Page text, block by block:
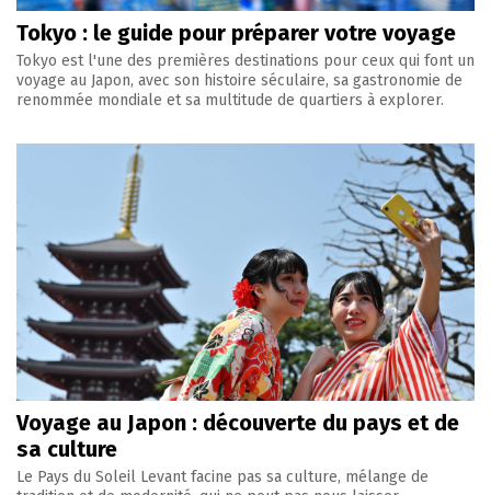
Tokyo : le guide pour préparer votre voyage
Tokyo est l'une des premières destinations pour ceux qui font un
voyage au Japon, avec son histoire séculaire, sa gastronomie de
renommée mondiale et sa multitude de quartiers à explorer.
Voyage au Japon : découverte du pays et de
sa culture
Le Pays du Soleil Levant facine pas sa culture, mélange de